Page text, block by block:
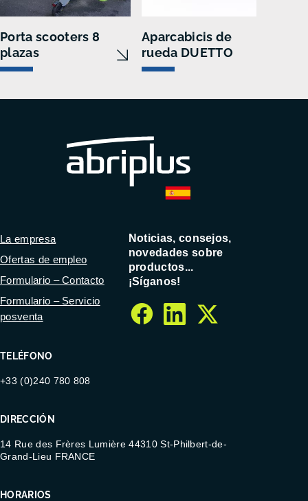
Porta scooters 8
plazas
Aparcabicis de
rueda DUETTO
TELÉFONO
+33 (0)240 780 808
DIRECCIÓN
14 Rue des Frères Lumière 44310 St-Philbert-de-
Grand-Lieu FRANCE
HORARIOS
La empresa
Ofertas de empleo
Formulario – Contacto
Formulario – Servicio
posventa
Noticias, consejos,
novedades sobre
productos...
¡Síganos!
facebook
linkedin
twitter